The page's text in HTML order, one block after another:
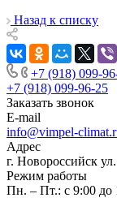
Назад к списку
+7 (918) 099-
+7 (918) 099-96-25
Заказать звонок
E-mail
info@vimpel-
Адрес
г. Новороссийск
Режим работы
Пн. – Пт.: с 9:00 до